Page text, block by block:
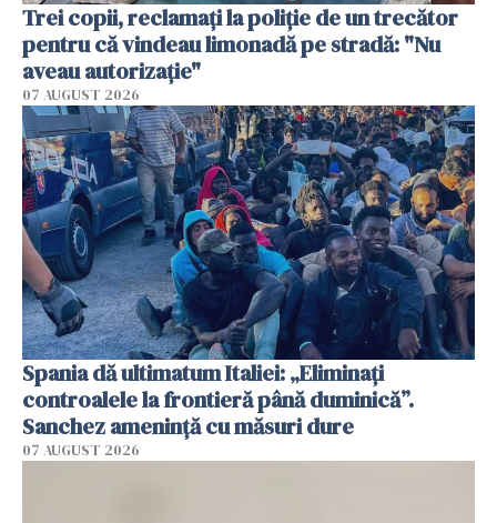
Trei copii, reclamați la poliție de un trecător
pentru că vindeau limonadă pe stradă: "Nu
aveau autorizație"
07 AUGUST 2026
Spania dă ultimatum Italiei: „Eliminați
controalele la frontieră până duminică”.
Sanchez amenință cu măsuri dure
07 AUGUST 2026